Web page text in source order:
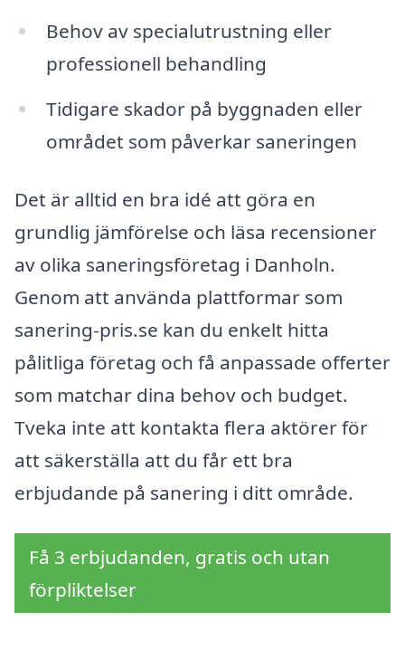
Behov av specialutrustning eller
professionell behandling
Tidigare skador på byggnaden eller
området som påverkar saneringen
Det är alltid en bra idé att göra en
grundlig jämförelse och läsa recensioner
av olika saneringsföretag i Danholn.
Genom att använda plattformar som
sanering-pris.se kan du enkelt hitta
pålitliga företag och få anpassade offerter
som matchar dina behov och budget.
Tveka inte att kontakta flera aktörer för
att säkerställa att du får ett bra
erbjudande på sanering i ditt område.
Få 3 erbjudanden, gratis och utan
förpliktelser